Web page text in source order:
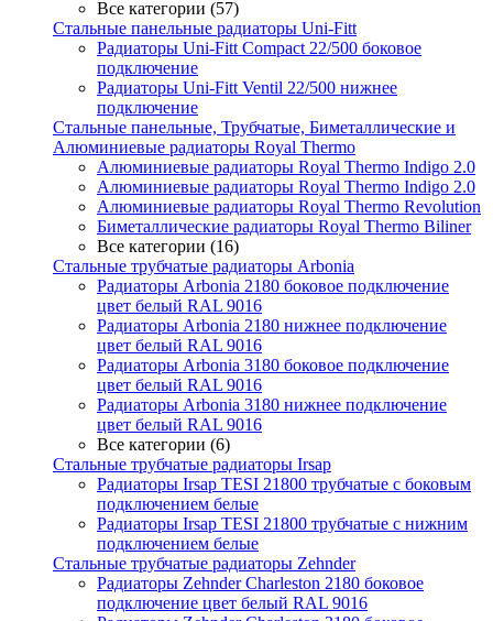
Все категории (57)
Стальные панельные радиаторы Uni-Fitt
Радиаторы Uni-Fitt Compact 22/500 боковое
подключение
Радиаторы Uni-Fitt Ventil 22/500 нижнее
подключение
Стальные панельные, Трубчатые, Биметаллические и
Алюминиевые радиаторы Royal Thermo
Алюминиевые радиаторы Royal Thermo Indigo 2.0
Алюминиевые радиаторы Royal Thermo Indigo 2.0
Алюминиевые радиаторы Royal Thermo Revolution
Биметаллические радиаторы Royal Thermo Biliner
Все категории (16)
Стальные трубчатые радиаторы Arbonia
Радиаторы Arbonia 2180 боковое подключение
цвет белый RAL 9016
Радиаторы Arbonia 2180 нижнее подключение
цвет белый RAL 9016
Радиаторы Arbonia 3180 боковое подключение
цвет белый RAL 9016
Радиаторы Arbonia 3180 нижнее подключение
цвет белый RAL 9016
Все категории (6)
Стальные трубчатые радиаторы Irsap
Радиаторы Irsap TESI 21800 трубчатые с боковым
подключением белые
Радиаторы Irsap TESI 21800 трубчатые с нижним
подключением белые
Стальные трубчатые радиаторы Zehnder
Радиаторы Zehnder Charleston 2180 боковое
подключение цвет белый RAL 9016